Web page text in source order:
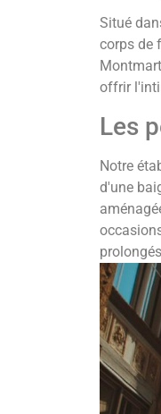
Situé
corps de
offrir
Les
Notre
d'une